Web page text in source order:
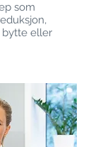
som
bytte eller